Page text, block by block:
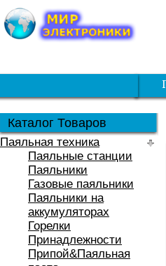
Каталог Товаров
Паяльная техника
Паяльные станции
Паяльники
Газовые паяльники
Паяльники на
аккумуляторах
Горелки
Принадлежности
Припой&Паяльная